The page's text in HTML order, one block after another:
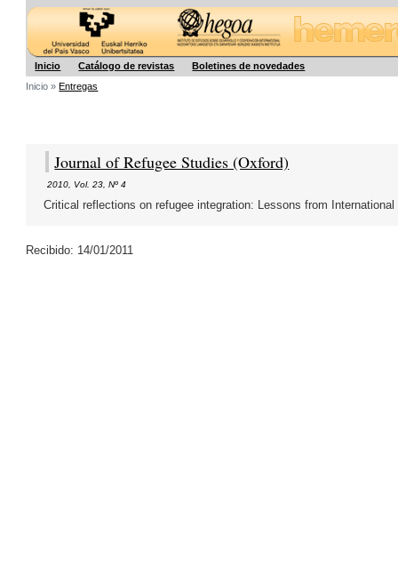
Inicio Catálogo de revistas
Boletines de novedades
Inicio »Entregas
Journal of Refugee Studies (Oxford)
2010 Vol. 23 ,Nº 4
Critical reflections on refugee integration: Lessons from
Recibido: 14/01/2011